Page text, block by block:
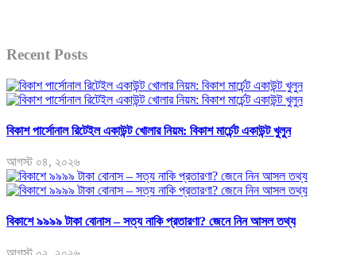
Recent Posts
বিকাশ পার্সোনাল রিটেইল একাউন্ট খোলার নিয়ম: বিকাশ মার্চেন্ট একাউন্ট খুলুন
আগস্ট ০৪, ২০২৬
বিকাশে ৯৯৯৯ টাকা বোনাস – সত্য নাকি প্রতারণা? জেনে নিন আসল তথ্য